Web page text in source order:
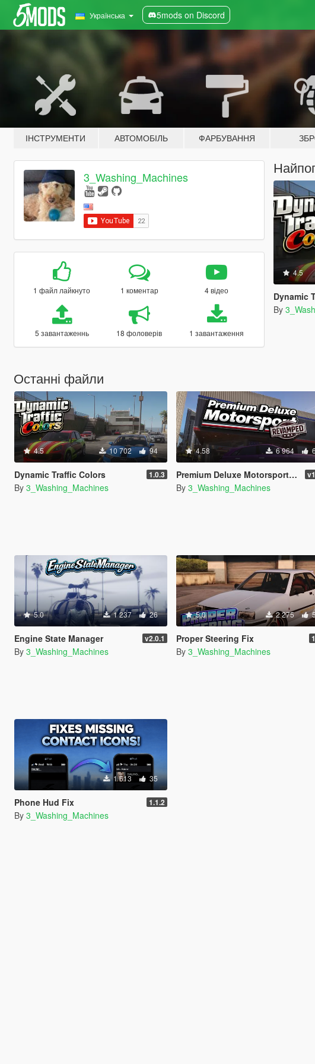
Українська 5mods on Discord
ІНСТРУМЕНТИ АВТОМОБІЛЬ ФАРБУВАННЯ
3_Washing_Machines
1 файл лайкнуто 1 коментар 4 відео
5 завантаженнь 18 фоловерів 1 завантаження
4.5
Dynamic
By
Останні файли
4.5 10 702 94
Dynamic Traffic Colors 1.0.3
By 3_Washing_Machines
4.58 6 964
Premium Deluxe Motorsport Dealership Revamped
By 3_Washing_Machines
5.0 1 237 26
Engine State Manager v2.0.1
By 3_Washing_Machines
5.0 2 275
Proper Steering Fix
By 3_Washing_Machines
1 613 35
Phone Hud Fix 1.1.2
By 3_Washing_Machines